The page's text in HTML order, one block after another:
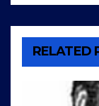
RELATED